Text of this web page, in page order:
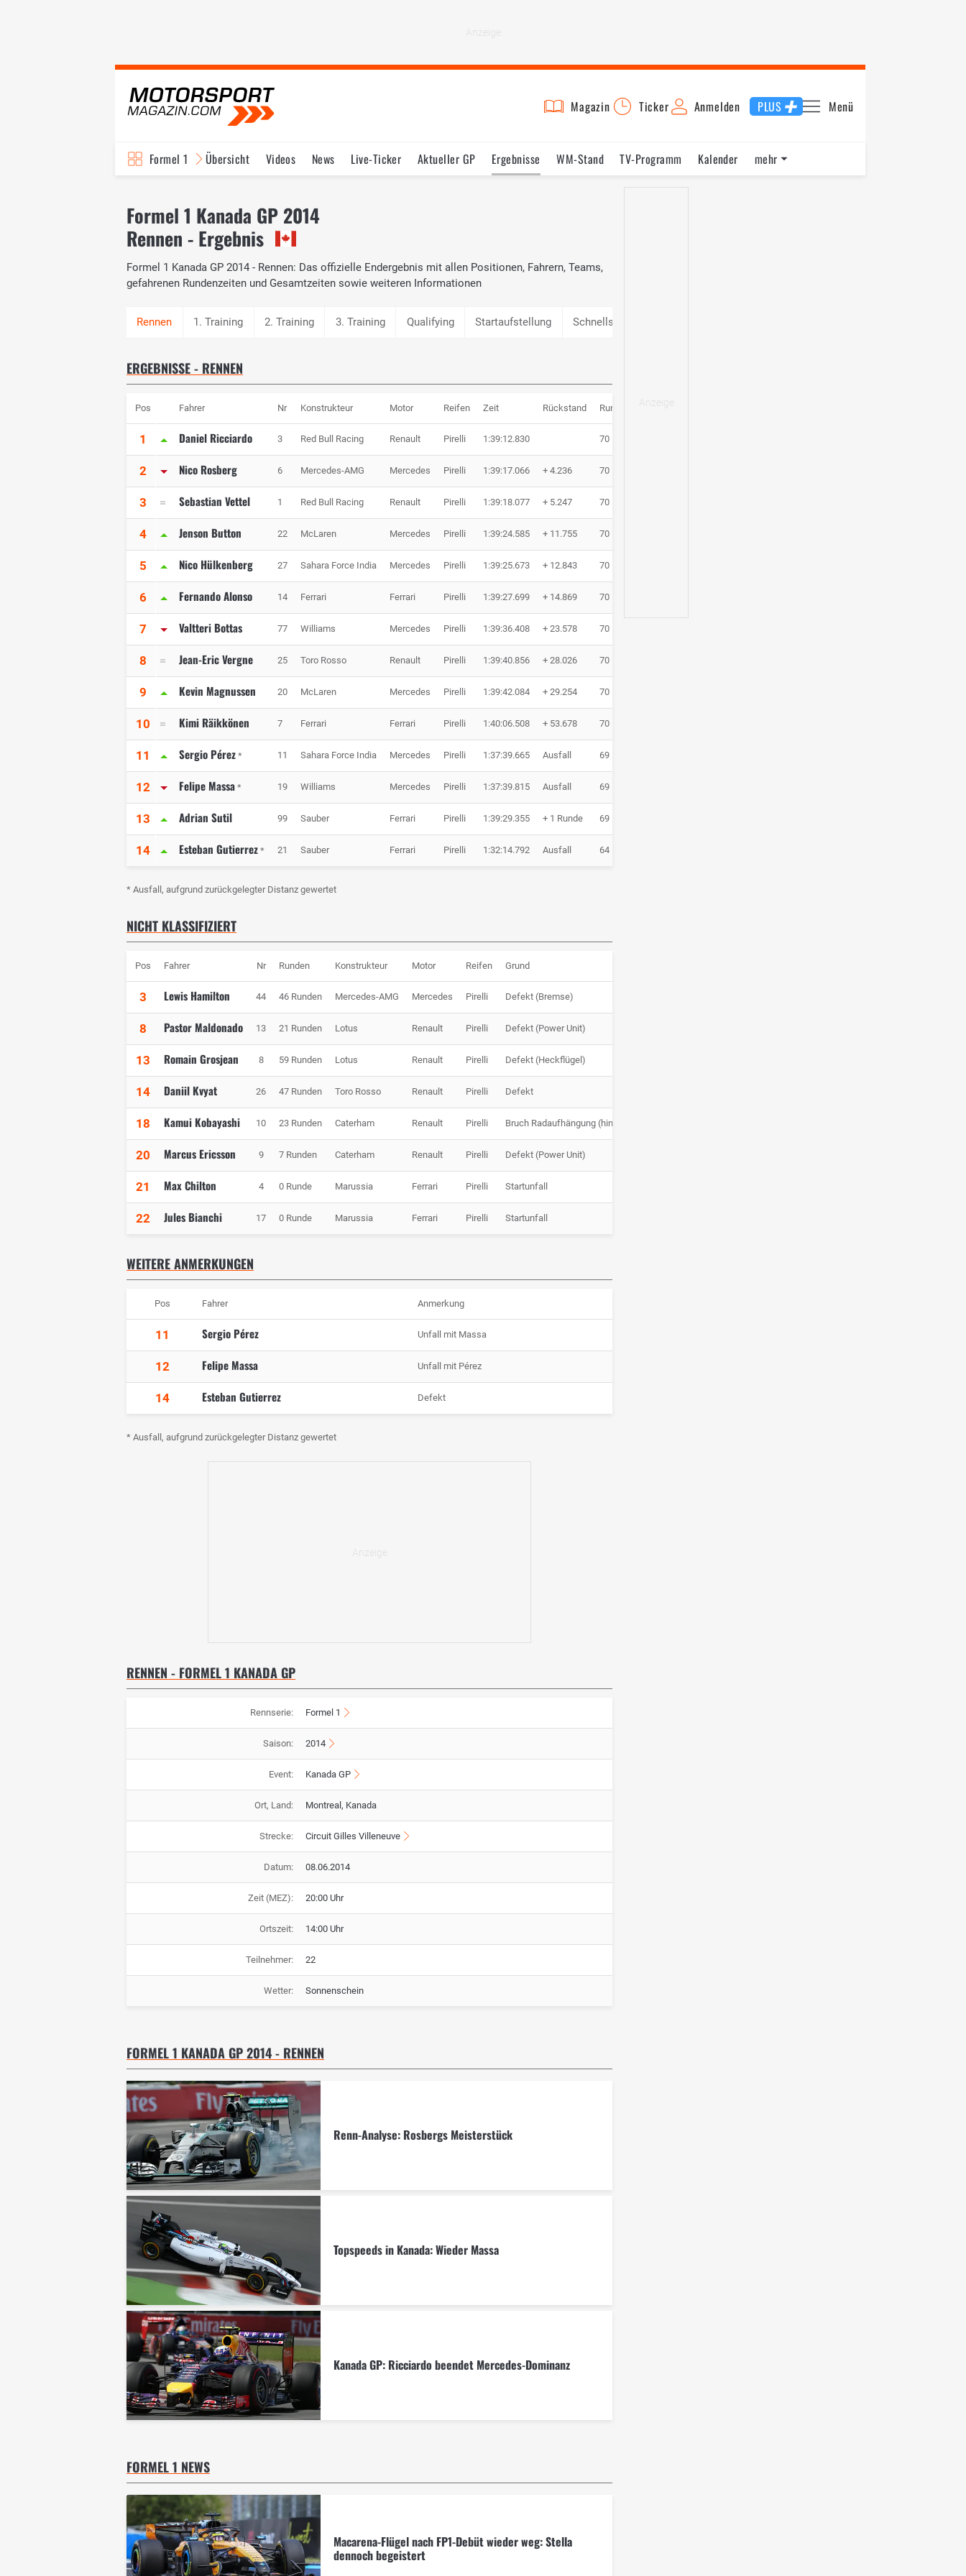
Magazin Ticker Anmelden PLUS Menü
Formel 1 Übersicht Videos News Live-Ticker Aktueller GP Ergebnisse WM-Stand TV-Programm
Kalender
mehr
Formel 1 Kanada GP 2014
Rennen - Ergebnis
Formel 1 Kanada GP 2014 - Rennen: Das offizielle Endergebnis mit allen Positionen, Fahrern, Teams,
gefahrenen Rundenzeiten und Gesamtzeiten sowie weiteren Informationen
1. Training 2. Training 3. Training Qualifying Startaufstellung Schnellste Runde
ERGEBNISSE - RENNEN
Pos Fahrer Nr Konstrukteur Motor Reifen Zeit Rückstand Runden
1 Daniel Ricciardo 3 Red Bull Racing Renault Pirelli 1:39:12.830 70 Runden
2 Nico Rosberg 6 Mercedes-AMG Mercedes Pirelli 1:39:17.066 + 4.236 70 Runden
3 Sebastian Vettel 1 Red Bull Racing Renault Pirelli 1:39:18.077 + 5.247 70 Runden
4 Jenson Button 22 McLaren Mercedes Pirelli 1:39:24.585 + 11.755 70 Runden
5 Nico Hülkenberg 27 Sahara Force India Mercedes Pirelli 1:39:25.673 + 12.843 70 Runden
6 Fernando Alonso 14 Ferrari Ferrari Pirelli 1:39:27.699 + 14.869 70 Runden
7 Valtteri Bottas 77 Williams Mercedes Pirelli 1:39:36.408 + 23.578 70 Runden
8 Jean-Eric Vergne 25 Toro Rosso Renault Pirelli 1:39:40.856 + 28.026 70 Runden
9 Kevin Magnussen 20 McLaren Mercedes Pirelli 1:39:42.084 + 29.254 70 Runden
10 Kimi Räikkönen 7 Ferrari Ferrari Pirelli 1:40:06.508 + 53.678 70 Runden
11 Sergio Pérez * 11 Sahara Force India Mercedes Pirelli 1:37:39.665 Ausfall 69 Runden
12 Felipe Massa * 19 Williams Mercedes Pirelli 1:37:39.815 Ausfall 69 Runden
13 Adrian Sutil 99 Sauber Ferrari Pirelli 1:39:29.355 + 1 Runde 69 Runden
14 Esteban Gutierrez * 21 Sauber Ferrari Pirelli 1:32:14.792 Ausfall 64 Runden
* Ausfall, aufgrund zurückgelegter Distanz gewertet
NICHT KLASSIFIZIERT
Pos Fahrer Nr Runden Konstrukteur Motor Reifen Grund
3 Lewis Hamilton 44 46 Runden Mercedes-AMG Mercedes Pirelli Defekt (Bremse)
8 Pastor Maldonado 13 21 Runden Lotus Renault Pirelli Defekt (Power Unit)
13 Romain Grosjean 8 59 Runden Lotus Renault Pirelli Defekt (Heckflügel)
14 Daniil Kvyat 26 47 Runden Toro Rosso Renault Pirelli Defekt
18 Kamui Kobayashi 10 23 Runden Caterham Renault Pirelli Bruch Radaufhängung (hinten links)
20 Marcus Ericsson 9 7 Runden Caterham Renault Pirelli Defekt (Power Unit)
21 Max Chilton 4 0 Runde Marussia Ferrari Pirelli Startunfall
22 Jules Bianchi 17 0 Runde Marussia Ferrari Pirelli Startunfall
WEITERE ANMERKUNGEN
Pos Fahrer Anmerkung
11 Sergio Pérez Unfall mit Massa
12 Felipe Massa Unfall mit Pérez
14 Esteban Gutierrez Defekt
* Ausfall, aufgrund zurückgelegter Distanz gewertet
RENNEN - FORMEL 1 KANADA GP
Rennserie: Formel 1
Saison: 2014
Event: Kanada GP
Ort, Land: Montreal, Kanada
Strecke: Circuit Gilles Villeneuve
Datum: 08.06.2014
Zeit (MEZ): 20:00 Uhr
Ortszeit: 14:00 Uhr
Teilnehmer: 22
Wetter: Sonnenschein
FORMEL 1 KANADA GP 2014 - RENNEN
Renn-Analyse: Rosbergs Meisterstück
Topspeeds in Kanada: Wieder Massa
Kanada GP: Ricciardo beendet Mercedes-Dominanz
FORMEL 1 NEWS
Macarena-Flügel nach FP1-Debüt wieder weg: Stella
dennoch begeistert